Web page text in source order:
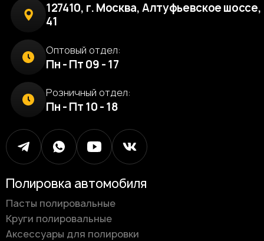
127410, г. Москва, Алтуфьевское шоссе,
41
Оптовый отдел:
Пн - Пт 09 - 17
Розничный отдел:
Пн - Пт 10 - 18
Полировка автомобиля
Пасты полировальные
Круги полировальные
Аксессуары для полировки